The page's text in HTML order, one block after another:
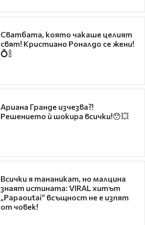
Сватбата, която чакаше целият
свят! Кристиано Роналдо се жени!
💍🍾
Ариана Гранде изчезва?!
Решението ѝ шокира всички!😯💥
Всички я тананикат, но малцина
знаят истината: VIRAL хитът
„Papaoutai“ всъщност не е изпят
от човек!